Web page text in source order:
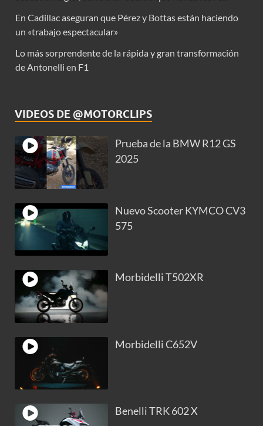
En Cadillac aseguran que Pérez y Bottas están haciendo
un «trabajo espectacular»
Lo más sorprendente de la rápida y gran transformación
de Antonelli en F1
VIDEOS DE @MOTORCLIPS
Prueba de la BMW R12 GS
2025
Nuevo Scooter KYMCO CV3
575
Morbidelli T502XR
Morbidelli C652V
Benelli TRK 602 X